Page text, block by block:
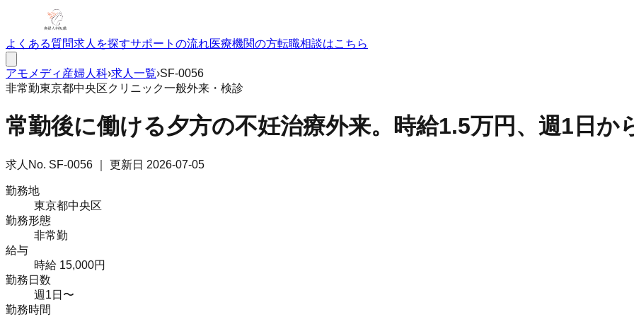
よくある質問求人を探すサポートの流れ医療機関の方転職相談はこちら
アモメディ 産婦人科›求人一覧›SF-0056
非常勤東京都中央区クリニック一般外来・検診
常勤後に働ける夕方の不妊治療外来。時給1.5万円、週1日か
求人No. SF-0056 ｜ 更新日 2026-07-05
勤務地
東京都中央区
勤務形態
非常勤
給与
時給 15,000円
勤務日数
週1日〜
勤務時間